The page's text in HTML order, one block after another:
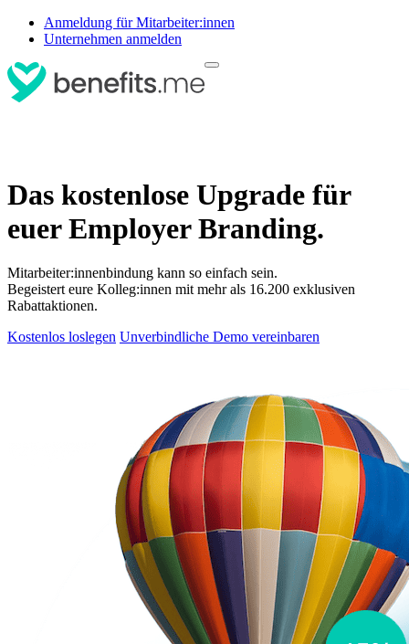
Anmeldung für Mitarbeiter:innen
Unternehmen anmelden
Das kostenlose Upgrade für
euer Employer Branding.
Mitarbeiter:innenbindung kann so einfach sein.
Begeistert eure Kolleg:innen mit mehr als 16.200 exklusiven
Rabattaktionen.
Kostenlos loslegen Unverbindliche Demo vereinbaren